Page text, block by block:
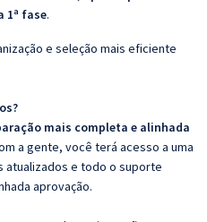
1ª fase.
e seleção mais eficiente
mais completa e alinhada
a gente, você terá acesso a uma
e todo o suporte
aprovação.